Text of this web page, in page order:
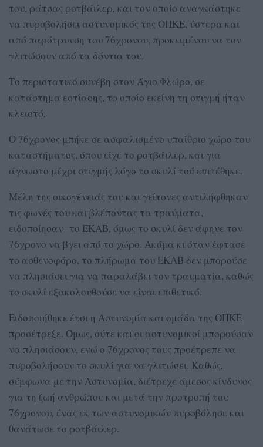
του, ράτσας ροτβάιλερ, και τον οποίο αναγκάστηκε
να πυροβολήσει αστυνομικός της ΟΠΚΕ, ύστερα και
από παρότρυνση του 76χρονου, προκειμένου να τον
γλιτώσουν από τα δόντια του.
Το περιστατικό συνέβη στον Άγιο Φλώρο, σε
κατάστημα εστίασης, το οποίο εκείνη τη στιγμή ήταν
κλειστό.
Ο 76χρονος μπήκε σε ασφαλισμένο υπαίθριο χώρο του
καταστήματος, όπου είχε το ροτβάιλερ, και για
άγνωστο μέχρι στιγμής λόγο το σκυλί τού επιτέθηκε.
Μέλη της οικογένειάς του και γείτονες αντιλήφθηκαν
τις φωνές του και βλέποντας τα τραύματα,
ειδοποίησαν το ΕΚΑΒ, όμως το σκυλί δεν άφηνε τον
76χρονο να βγει από το χώρο. Ακόμα κι όταν έφτασε
το ασθενοφόρο, το πλήρωμα του ΕΚΑΒ δεν μπορούσε
να πλησιάσει για να παραλάβει τον τραυματία, καθώς
το σκυλί εξακολουθούσε να είναι επιθετικό.
Ειδοποιήθηκε έτσι η Αστυνομία και ομάδα της ΟΠΚΕ
προσέτρεξε. Όμως, ούτε και οι αστυνομικοί μπορούσαν
να πλησιάσουν, ενώ ο 76χρονος τους προέτρεπε να
πυροβολήσουν το σκυλί για να γλιτώσει. Καθώς,
σύμφωνα με την Αστυνομία, διέτρεχε άμεσος κίνδυνος
για τη ζωή ανθρώπου και μετά την προτροπή του
76χρονου, ένας εκ των αστυνομικών πυροβόλησε και
θανάτωσε το ροτβάιλερ.